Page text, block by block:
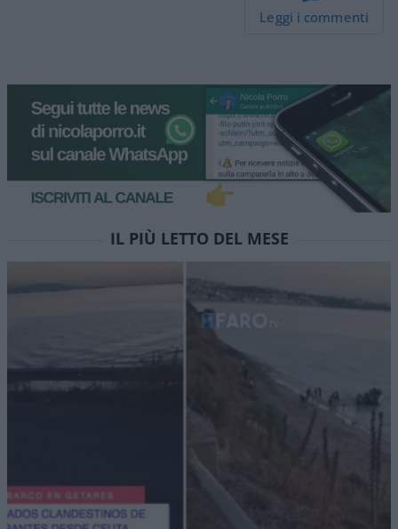
Leggi i commenti
IL PIÙ LETTO DEL MESE